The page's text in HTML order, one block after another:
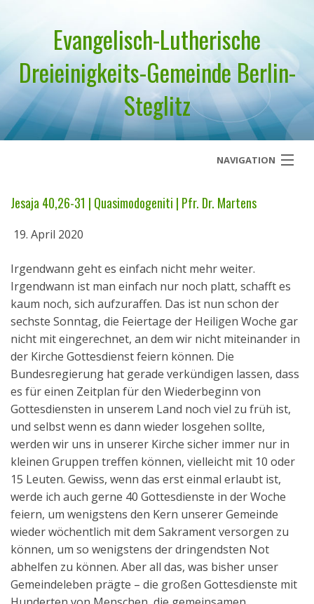
Evangelisch-Lutherische
Dreieinigkeits-Gemeinde Berlin-
Steglitz
NAVIGATION
Über uns
Geistliches Wort
Termine
Aktuelles
Kontakt
English
Jesaja 40,26-31 | Quasimodogeniti | Pfr. Dr. Martens
19. April 2020
Irgendwann geht es einfach nicht mehr weiter.
Irgendwann ist man einfach nur noch platt, schafft es
kaum noch, sich aufzuraffen. Das ist nun schon der
sechste Sonntag, die Feiertage der Heiligen Woche gar
nicht mit eingerechnet, an dem wir nicht miteinander in
der Kirche Gottesdienst feiern können. Die
Bundesregierung hat gerade verkündigen lassen, dass
es für einen Zeitplan für den Wiederbeginn von
Gottesdiensten in unserem Land noch viel zu früh ist,
und selbst wenn es dann wieder losgehen sollte,
werden wir uns in unserer Kirche sicher immer nur in
kleinen Gruppen treffen können, vielleicht mit 10 oder
15 Leuten. Gewiss, wenn das erst einmal erlaubt ist,
werde ich auch gerne 40 Gottesdienste in der Woche
feiern, um wenigstens den Kern unserer Gemeinde
wieder wöchentlich mit dem Sakrament versorgen zu
können, um so wenigstens der dringendsten Not
abhelfen zu können. Aber all das, was bisher unser
Gemeindeleben prägte – die großen Gottesdienste mit